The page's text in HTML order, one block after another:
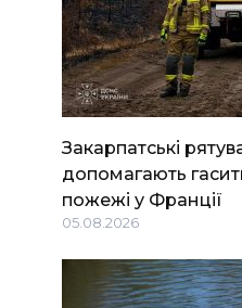
Закарпатські
допомагають
пожежі у Франції
05.08.2026